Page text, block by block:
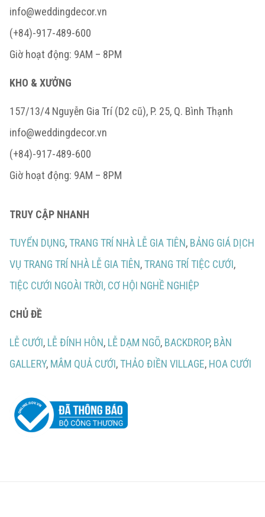
info@weddingdecor.vn
(+84)-917-489-600
Giờ hoạt động: 9AM – 8PM
KHO & XƯỞNG
157/13/4 Nguyễn Gia Trí (D2 cũ), P. 25, Q. Bình Thạnh
info@weddingdecor.vn
(+84)-917-489-600
Giờ hoạt động: 9AM – 8PM
TRUY CẬP NHANH
TUYỂN DỤNG,TRANG TRÍ NHÀ LỄ GIA TIÊN, BẢNG GIÁ DỊCH
VỤ TRANG TRÍ NHÀ LỄ GIA TIÊN,TRANG TRÍ TIỆC CƯỚI,
TIỆC CƯỚI NGOÀI TRỜI, CƠ HỘI NGHỀ NGHIỆP
CHỦ ĐỀ
LỄ CƯỚI, LỄ ĐÍNH HÔN, LỄ DẠM NGÕ, BACKDROP, BÀN
GALLERY, MÂM QUẢ CƯỚI,THẢO ĐIỀN VILLAGE, HOA CƯỚI